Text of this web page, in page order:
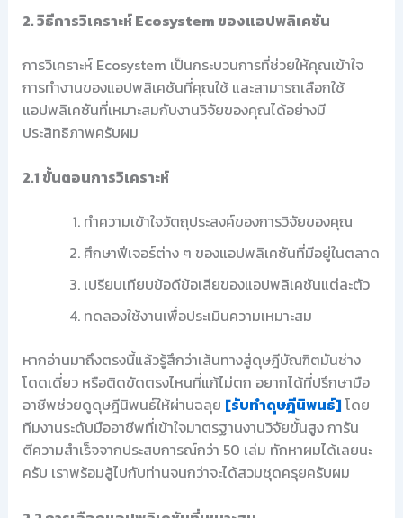
2. วิธีการวิเคราะห์ Ecosystem ของแอปพลิเคชัน
การวิเคราะห์ Ecosystem เป็นกระบวนการที่ช่วยให้คุณเข้าใจ
การทำงานของแอปพลิเคชันที่คุณใช้ และสามารถเลือกใช้
แอปพลิเคชันที่เหมาะสมกับงานวิจัยของคุณได้อย่างมี
ประสิทธิภาพครับผม
2.1 ขั้นตอนการวิเคราะห์
ทำความเข้าใจวัตถุประสงค์ของการวิจัยของคุณ
ศึกษาฟีเจอร์ต่าง ๆ ของแอปพลิเคชันที่มีอยู่ในตลาด
เปรียบเทียบข้อดีข้อเสียของแอปพลิเคชันแต่ละตัว
ทดลองใช้งานเพื่อประเมินความเหมาะสม
หากอ่านมาถึงตรงนี้แล้วรู้สึกว่าเส้นทางสู่ดุษฎีบัณฑิตมันช่าง
โดดเดี่ยว หรือติดขัดตรงไหนที่แก้ไม่ตก อยากได้ที่ปรึกษามือ
อาชีพช่วยดูดุษฎีนิพนธ์ให้ผ่านฉลุย [รับทำดุษฎีนิพนธ์] โดย
ทีมงานระดับมืออาชีพที่เข้าใจมาตรฐานงานวิจัยขั้นสูง การัน
ตีความสำเร็จจากประสบการณ์กว่า 50 เล่ม ทักหาผมได้เลยนะ
ครับ เราพร้อมสู้ไปกับท่านจนกว่าจะได้สวมชุดครุยครับผม